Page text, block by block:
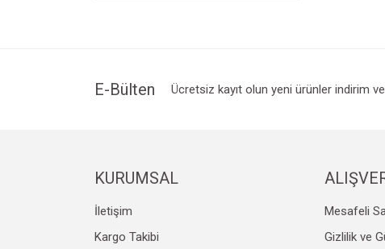
E-Bülten Ücretsiz kayıt olun yeni ürünler indirim
KURUMSAL
İletişim
Kargo Takibi
Mesafeli
Gizlilik ve